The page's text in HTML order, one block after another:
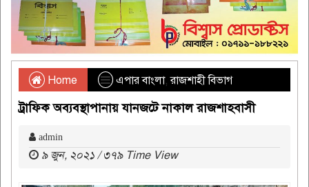
Home এপার বাংলা,রাজশাহী বিভাগ
ট্রাফিক অব্যবস্থাপানায় যানজটে নাকাল রাজশাহবাসী
admin
৯ জুন, ২০২১ / ৩৭৯ Time View